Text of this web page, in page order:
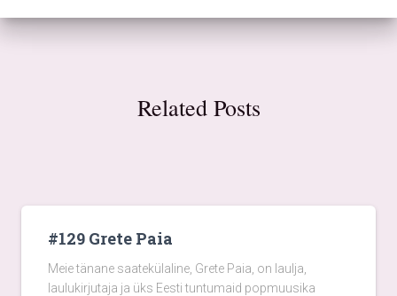
Related Posts
#129 Grete Paia
Meie tänane saatekülaline, Grete Paia, on laulja,
laulukirjutaja ja üks Eesti tuntumaid popmuusika